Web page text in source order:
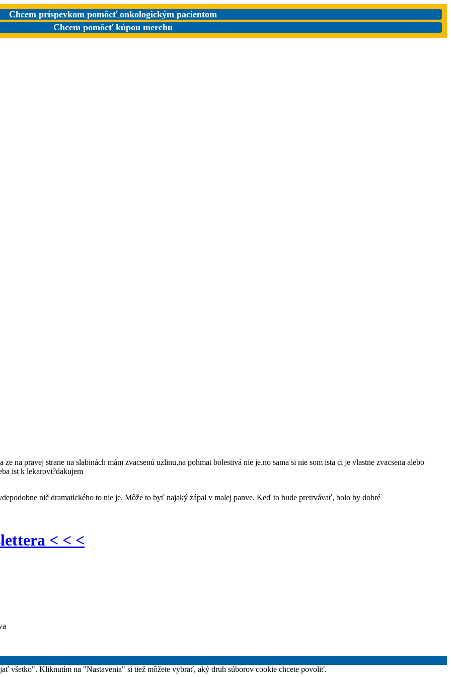
Chcem príspevkom pomôcť onkologickým pacientom
Chcem pomôcť kúpou merchu
na pravej strane na slabinách mám zvacsenú uzlinu,na pohmat bolestivá nie je.no sama si nie som ista ci je vlastne zvacsena alebo
ist k lekarovi?dakujem
nič dramatického to nie je. Môže to byť najaký zápal v malej panve. Keď to bude pretrvávať, bolo by dobré
< < <
všetko". Kliknutím na "Nastavenia" si tiež môžete vybrať, aký druh súborov cookie chcete povoliť.